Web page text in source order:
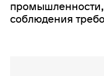
промышленности,
соблюдения